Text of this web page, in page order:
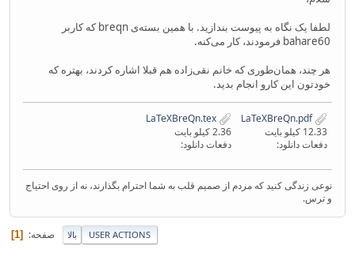
لطفا یک نگاه به پیوست بندازید. با همین‌ بسته‌ی breqn که کاربر
bahare60 فرمودند، کار می‌کنه.
هر چند، همان‌طوری که خانم نقی‌زاده هم قبلا اشاره کردند، بهتره که
خودتون این کارو انجام بدید.
LaTeXBreQn.pdf
12.33 کیلو بایت
دفعات دانلود:
2.36 کیلو بایت
دفعات دانلود:
نوعی زندگی کنید که مردم از صمیم قلب به شما احترام بگذارند، نه از روی احتیاج
و ترس.
بالا صفحه 1 USER ACTIONS